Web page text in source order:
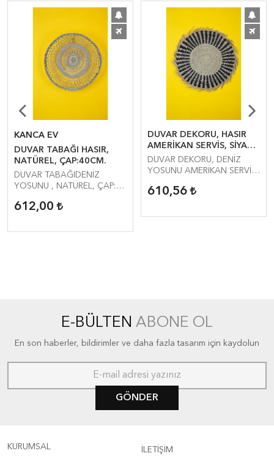
KANCA EV
DUVAR TABAĞI HASIR,
NATÜREL, ÇAP:40CM.
DUVAR TABAĞIDENİZ
YOSUNU , NATÜREL, ÇAP:
612,00
DUVAR DEKORU, HASIR
AMERİKAN SERVİS, SİYAH-
NATÜREL, ÇAP: 45CM.
DUVAR DEKORU, DENİZ
YOSUNU AMERİKAN SERVİS,
610,56
E-BÜLTEN ABONE OL
En son haberler, bildirimler ve daha fazla tasarım için kaydolun
GÖNDER
KURUMSAL İLETİŞİM